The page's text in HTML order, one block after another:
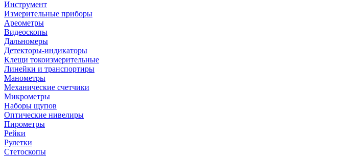
Инструмент
Измерительные приборы
Ареометры
Видеоскопы
Дальномеры
Детекторы-индикаторы
Клещи токоизмерительные
Линейки и транспортиры
Манометры
Механические счетчики
Микрометры
Наборы щупов
Оптические нивелиры
Пирометры
Рейки
Рулетки
Стетоскопы